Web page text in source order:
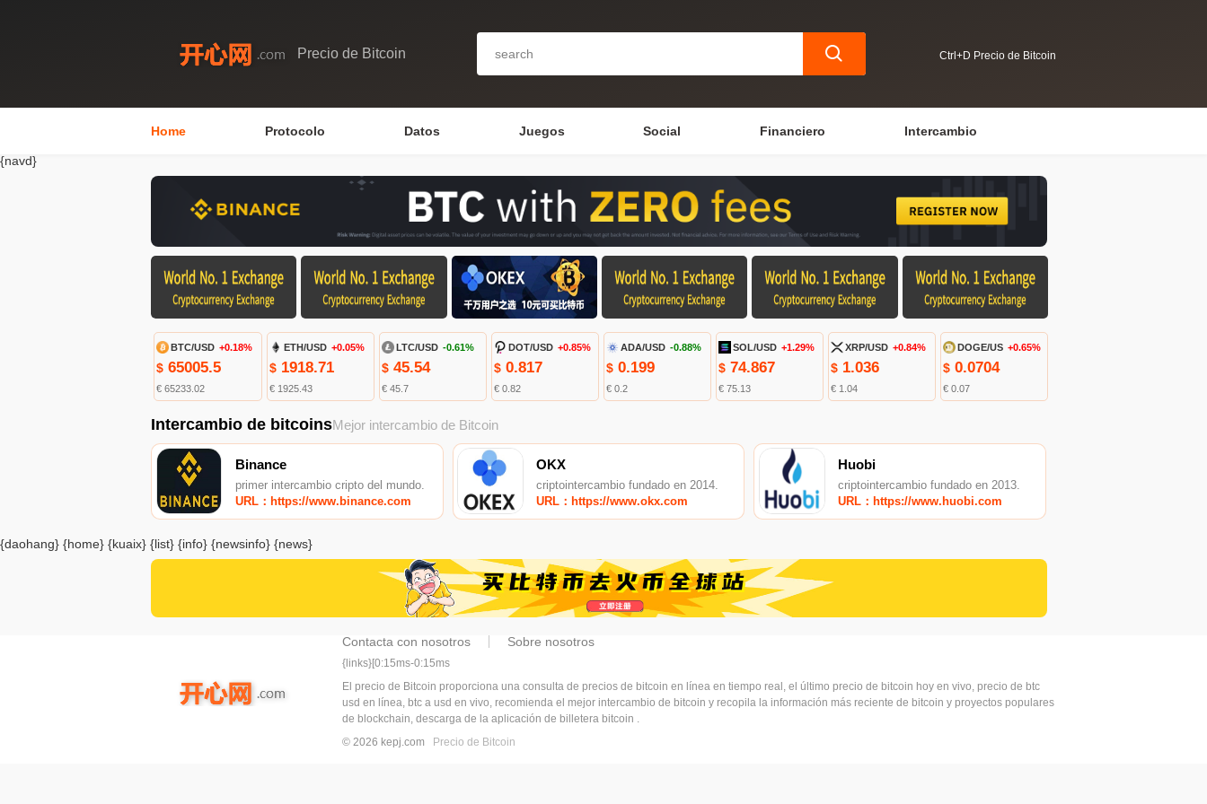
Precio de Bitcoin Ctrl+D Precio de Bitcoin
Home Protocolo Datos Juegos Social Financiero Intercambio
{navd}
BTC/USD +0.18%
$ 65005.5
€ 65233.02
ETH/USD +0.05%
$1918.71
€ 1925.43
LTC/USD -0.61%
$45.54
€ 45.7
DOT/USD +0.85%
$0.817
€ 0.82
ADA/USD -0.88%
$0.199
€ 0.2
SOL/USD +1.29%
$ 74.867
€ 75.13
XRP/USD +0.84%
$ 1.036
€ 1.04
DOGE/US +0.65%
$ 0.0704
€ 0.07
Intercambio de bitcoinsMejor intercambio de Bitcoin
Binance
primer intercambio cripto del mundo.
URL：https://www.binance.com
OKX
criptointercambio fundado en 2014.
URL：https://www.okx.com
Huobi
criptointercambio fundado en 2013.
URL：https://www.huobi.com
{daohang} {home} {kuaix} {list} {info} {newsinfo} {news}
Contacta con nosotros Sobre nosotros
{links}[0:15ms-0:15ms
El precio de Bitcoin proporciona una consulta de precios de bitcoin en línea en tiempo real, el último precio de bitcoin hoy en vivo, precio de btc
usd en línea, btc a usd en vivo, recomienda el mejor intercambio de bitcoin y recopila la información más reciente de bitcoin y proyectos populares
de blockchain, descarga de la aplicación de billetera bitcoin .
© 2026 kepj.com
Precio de Bitcoin